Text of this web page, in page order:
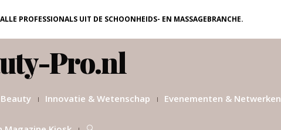
PROFESSIONALS UIT DE SCHOONHEIDS- EN MASSAGEBRANCHE.
Pro.nl
Innovatie & Wetenschap Evenementen & Netwerken